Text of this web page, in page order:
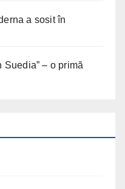
a sosit în
– o primă